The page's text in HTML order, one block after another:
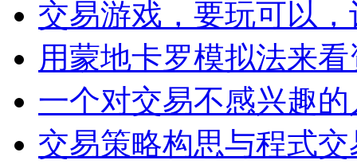
交易游戏，要玩可以
用蒙地卡罗模拟法来
一个对交易不感兴趣
交易策略构思与程式